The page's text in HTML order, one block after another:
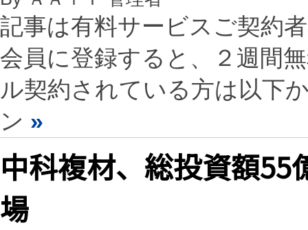
記事は有料サービスご契約
会員に登録すると、２週間
ル契約されている方は以下
ン »
中科複材、総投資額55
場